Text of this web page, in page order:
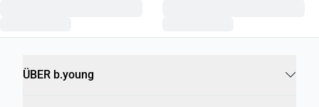
ÜBER b.young